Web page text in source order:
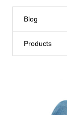
Blog
Products